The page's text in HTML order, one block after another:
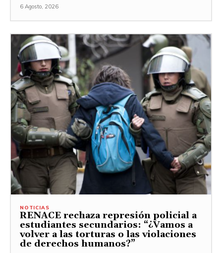
6 Agosto, 2026
NOTICIAS
RENACE rechaza represión policial a
estudiantes secundarios: “¿Vamos a
volver a las torturas o las violaciones
de derechos humanos?”